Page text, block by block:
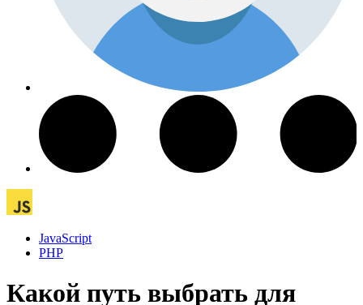
JavaScript
PHP
Какой путь выбрать для